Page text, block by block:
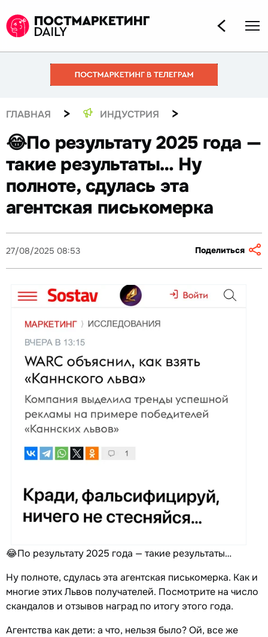
ГЛАВНАЯ > ИНДУСТРИЯ >
😂По результату 2025 года —
такие результаты… Ну
полноте, сдулась эта
агентская писькомерка
27/08/2025 08:53 Поделиться
😂По результату 2025 года — такие результаты…
Ну полноте, сдулась эта агентская писькомерка. Как и
многие этих Львов получателей. Посмотрите на число
скандалов и отзывов наград по итогу этого года.
Агентства как дети: а что, нельзя было? Ой, все же